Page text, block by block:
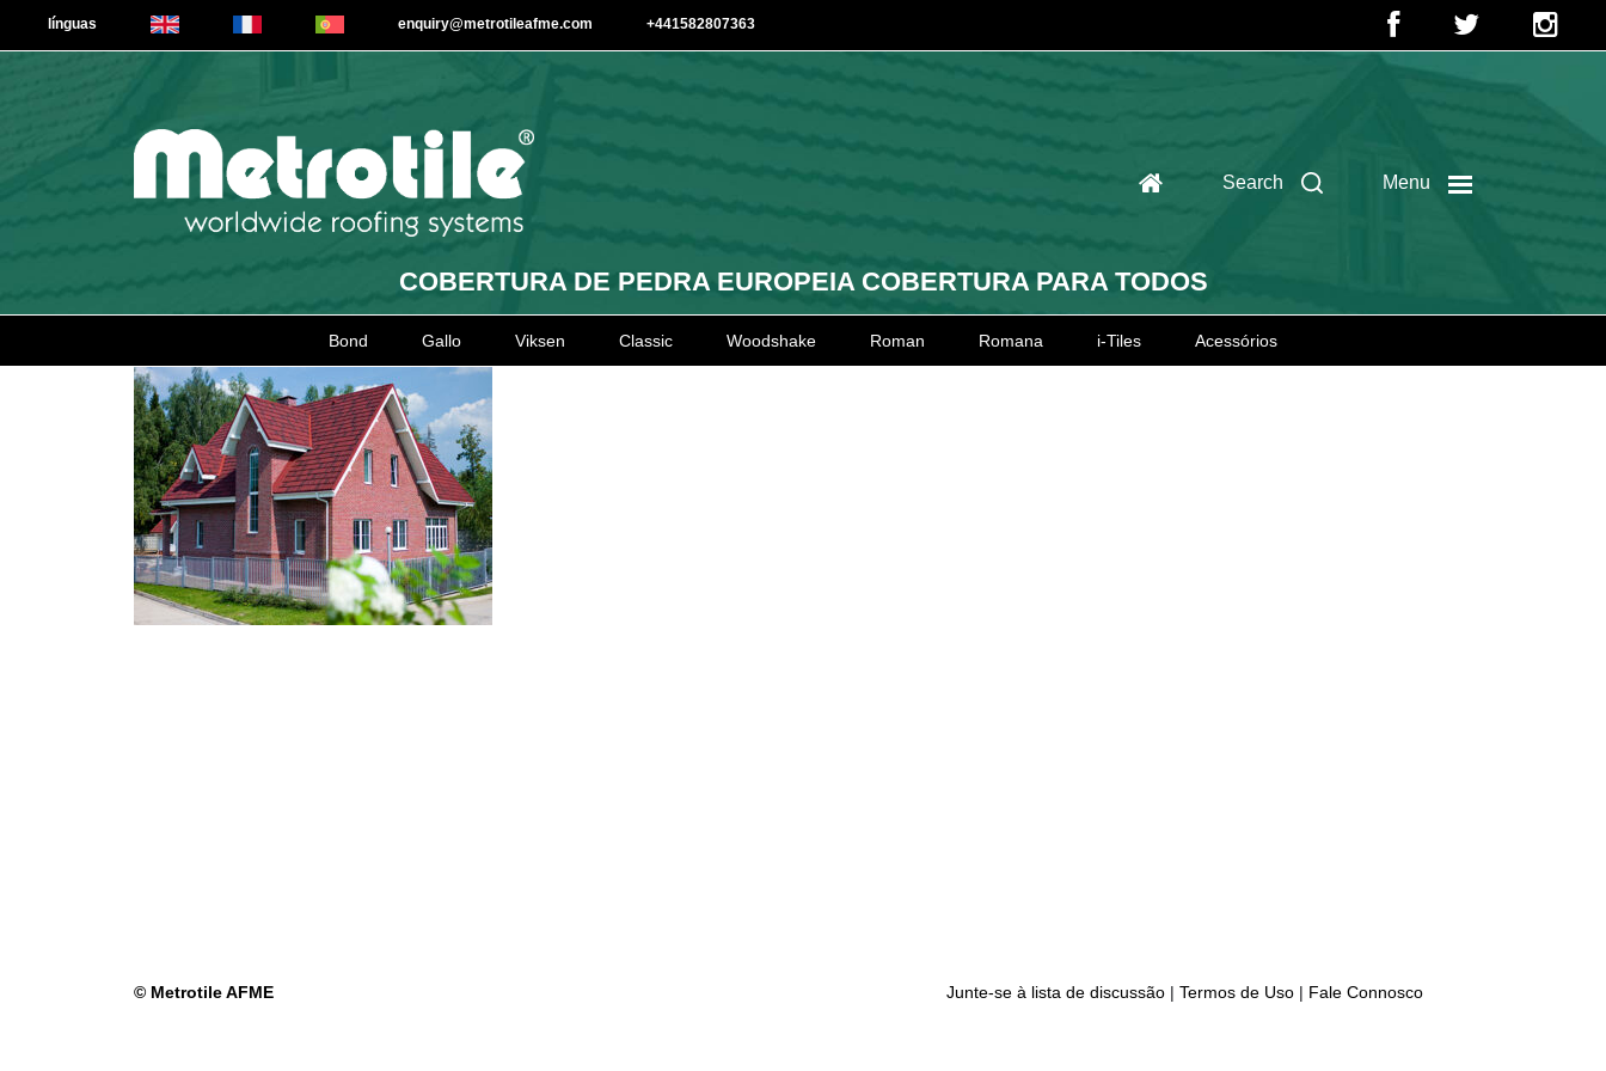
línguas enquiry@metrotileafme.com +441582807363
Search Menu
COBERTURA DE PEDRA EUROPEIA COBERTURA PARA TODOS
Bond Gallo Viksen Classic Woodshake Roman Romana i-Tiles Acessórios
© Metrotile AFME Junte-se à lista de discussão | Termos de Uso | Fale Connosco